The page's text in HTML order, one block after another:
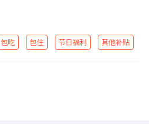
包吃 包住 节日福利 其他补贴